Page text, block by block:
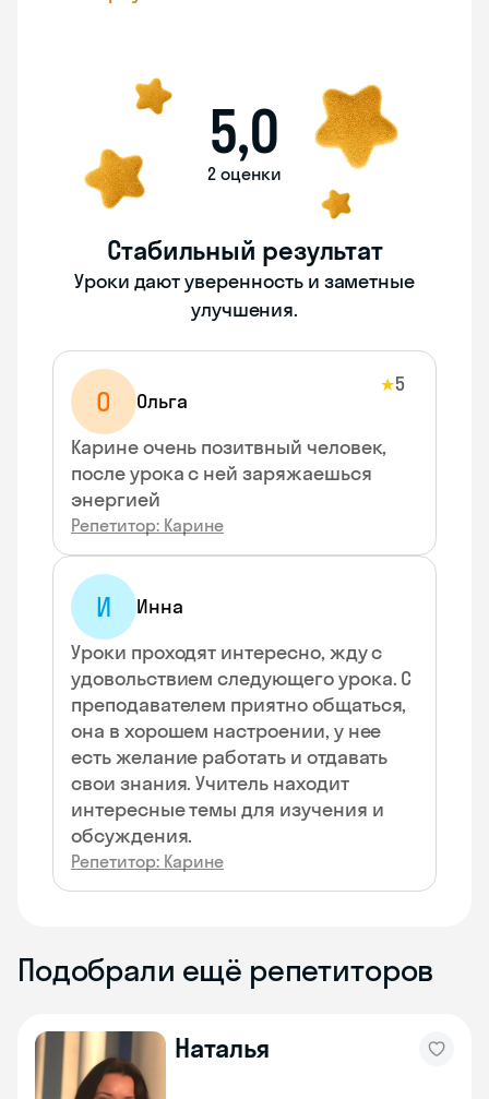
5,0
2 оценки
Стабильный результат
Уроки дают уверенность и заметные
улучшения.
О Ольга
★5
Карине очень позитвный человек,
после урока с ней заряжаешься
энергией
Репетитор: Карине
И
Инна
Уроки проходят интересно, жду с
удовольствием следующего урока. С
преподавателем приятно общаться,
она в хорошем настроении, у нее
есть желание работать и отдавать
свои знания. Учитель находит
интересные темы для изучения и
обсуждения.
Репетитор: Карине
Подобрали ещё репетиторов
Наталья